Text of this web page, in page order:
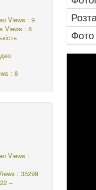
Фото
Views : 9
Views : 8
: 8
Views :
: 35299
–